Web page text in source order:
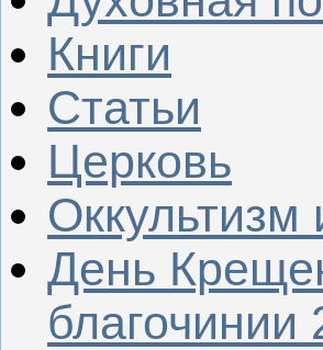
Книги
Статьи
Церковь
Оккультизм
День
благочинии